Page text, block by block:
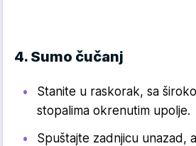
4. Sumo čučanj
Stanite u raskorak, sa
stopalima okrenutim upolje.
Spuštajte zadnjicu unazad,